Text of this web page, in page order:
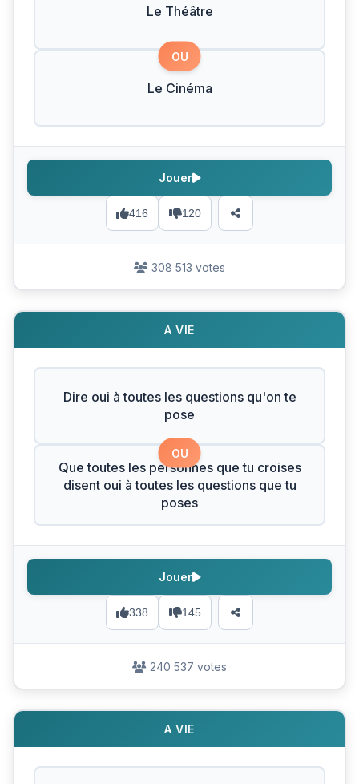
Le Théâtre
OU
Le Cinéma
416 120
Jouer
308 513 votes
A VIE
Dire oui à toutes les questions qu'on te
pose
OU
Que toutes les personnes que tu croises
disent oui à toutes les questions que tu
poses
338 145
Jouer
240 537 votes
A VIE